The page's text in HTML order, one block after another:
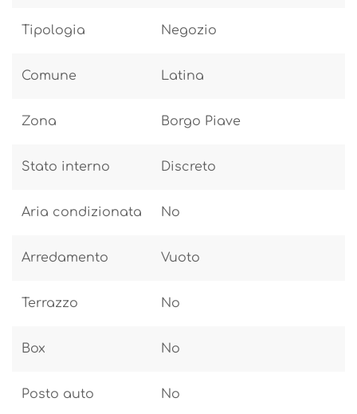
Tipologia Negozio
Comune Latina
Zona Borgo Piave
Stato interno Discreto
Aria condizionata No
Arredamento Vuoto
Terrazzo No
Box No
Posto auto No